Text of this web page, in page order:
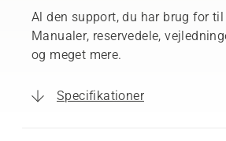
Al den support, du har brug for til
Manualer, reservedele,
og meget mere.
Specifikationer